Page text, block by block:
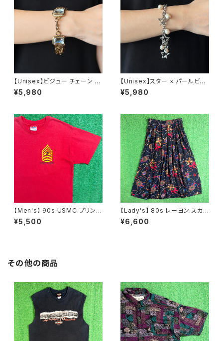
【Unisex】ビジュー チェーン ブ
レスレット / 古着 アクセサリー
N0737
¥5,980
【Unisex】スター × パールビー
ズ チャーム チェーン ブレスレッ
ト / 古着 アクセサリー N1109
¥5,980
【Men's】 90s USMC プリント
Tシャツ / アメリカ製 USA製 9
0年代 ティーシャツ T-Shirt 古
¥5,500
【Lady's】 80s レーヨン スカ
ーフ柄 スカート / 80年代 古着
レディース 総柄 2266
¥6,600
その他の商品